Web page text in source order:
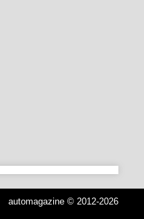
automagazine © 2012-2026